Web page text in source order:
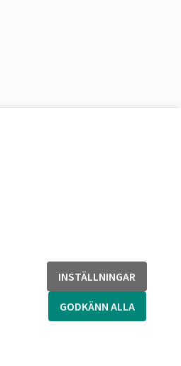
INSTÄLLNINGAR
GODKÄNN ALLA